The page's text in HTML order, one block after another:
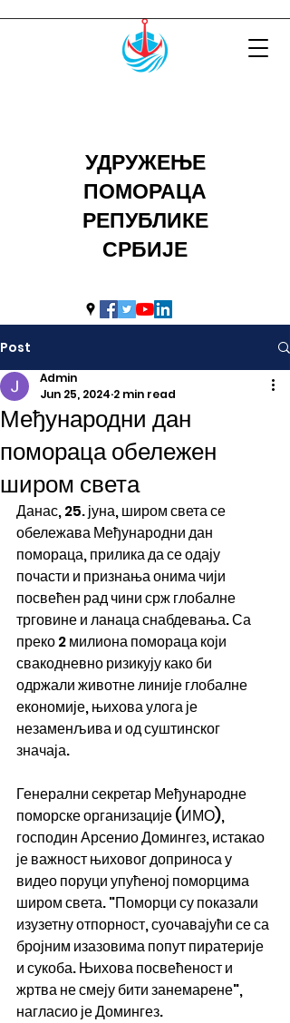
УДРУЖЕЊЕ
ПОМОРАЦА
РЕПУБЛИКЕ
СРБИЈЕ
uprs2014@hotmail.com
Post
Међународни дан
помораца обележен
широм света
Admin
Jun 25, 2024 2 min read
Данас, 25. јуна, широм света се
обележава Међународни дан
помораца, прилика да се одају
почасти и признања онима чији
посвећен рад чини срж глобалне
трговине и ланаца снабдевања. Са
преко 2 милиона помораца који
свакодневно ризикују како би
одржали животне линије глобалне
економије, њихова улога је
незаменљива и од суштинског
значаја.
Генерални секретар Међународне
поморске организације (ИМО),
господин Арсенио Домингез, истакао
је важност њиховог доприноса у
видео поруци упућеној поморцима
широм света. "Поморци су показали
изузетну отпорност, суочавајући се са
бројним изазовима попут пиратерије
и сукоба. Њихова посвећеност и
жртва не смеју бити занемарене",
нагласио је Домингез.